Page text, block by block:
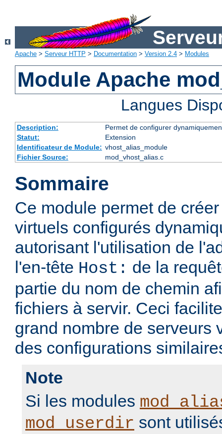
Apache > Serveur HTTP > Documentation > Version 2.4 > Modules
Module Apache
Langues
Description:
Permet de configurer
Statut:
Extension
Identificateur de Module: vhost_alias_module
Fichier Source:
mod_vhost_alias.c
Sommaire
Ce module permet de
virtuels configurés
autorisant l'utilisation de
l'en-tête Host: de la
partie du nom de chemin
fichiers à servir. Ceci
grand nombre de serveurs
des configurations
Note
Si les modules
mod_userdir sont